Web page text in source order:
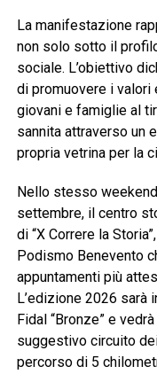
La manifestazione
non solo sotto il
sociale. L’obiettivo
di promuovere i valori
giovani e famiglie al
sannita attraverso un
propria vetrina per la
Nello stesso
settembre, il centro
di “X Correre la
Podismo Benevento
appuntamenti più
L’edizione 2026 sarà
Fidal “Bronze” e
suggestivo circuito
percorso di 5